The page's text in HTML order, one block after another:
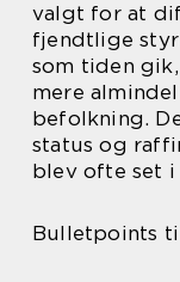
valgt for at
fjendtlige
som tiden
mere
befolkning.
status og
blev ofte set i
Bulletpoints